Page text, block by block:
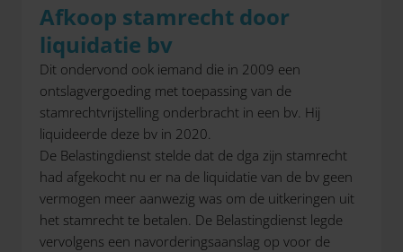
Afkoop stamrecht door
liquidatie bv
Dit ondervond ook iemand die in 2009 een
ontslagvergoeding met toepassing van de
stamrechtvrijstelling onderbracht in een bv. Hij
liquideerde deze bv in 2020.
De Belastingdienst stelde dat de dga zijn stamrecht
had afgekocht nu er na de liquidatie van de bv geen
vermogen meer aanwezig was om de uitkeringen uit
het stamrecht te betalen. De Belastingdienst legde
vervolgens een navorderingsaanslag op voor de